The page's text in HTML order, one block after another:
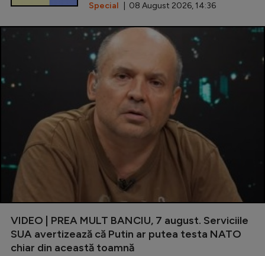
Special | 08 August 2026, 14:36
VIDEO | PREA MULT BANCIU, 7 august. Serviciile
SUA avertizează că Putin ar putea testa NATO
chiar din această toamnă